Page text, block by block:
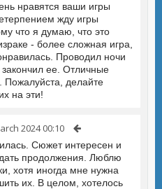
нравятся ваши игры
жду игры
что я думаю, что это
- более сложная игра,
Проводил ночи
закончил ее. Отличные
Пожалуйста, делайте
на эти!
2024 00:10
Сюжет интересен и
продолжения. Люблю
хотя иногда мне нужна
их. В целом, хотелось